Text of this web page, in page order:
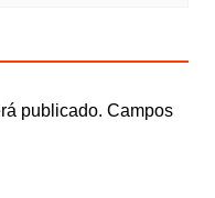
publicado. Campos